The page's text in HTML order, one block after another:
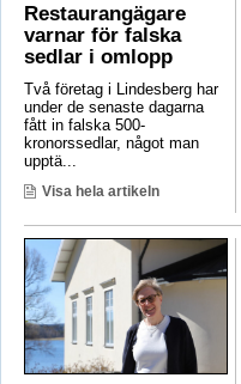
Restaurangägare
varnar för falska
sedlar i omlopp
Två företag i Lindesberg har
under de senaste dagarna
fått in falska 500-
kronorssedlar, något man
upptä...
Visa hela artikeln